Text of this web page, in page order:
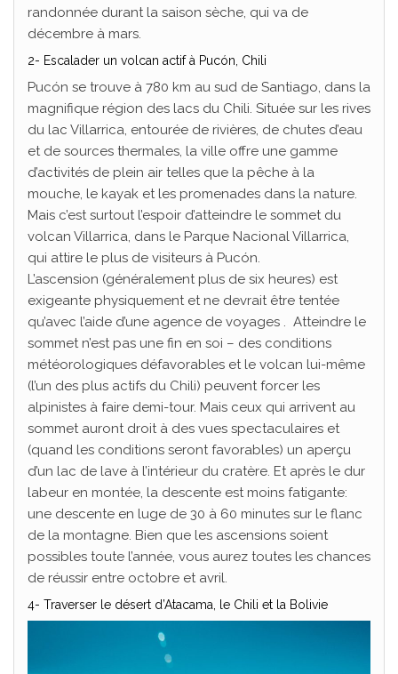
randonnée durant la saison sèche, qui va de
décembre à mars.
2- Escalader un volcan actif à Pucón, Chili
Pucón se trouve à 780 km au sud de Santiago, dans la
magnifique région des lacs du Chili. Située sur les rives
du lac Villarrica, entourée de rivières, de chutes d’eau
et de sources thermales, la ville offre une gamme
d’activités de plein air telles que la pêche à la
mouche, le kayak et les promenades dans la nature.
Mais c’est surtout l’espoir d’atteindre le sommet du
volcan Villarrica, dans le Parque Nacional Villarrica,
qui attire le plus de visiteurs à Pucón.
L’ascension (généralement plus de six heures) est
exigeante physiquement et ne devrait être tentée
qu’avec l’aide d’une agence de voyages . Atteindre le
sommet n’est pas une fin en soi – des conditions
météorologiques défavorables et le volcan lui-même
(l’un des plus actifs du Chili) peuvent forcer les
alpinistes à faire demi-tour. Mais ceux qui arrivent au
sommet auront droit à des vues spectaculaires et
(quand les conditions seront favorables) un aperçu
d’un lac de lave à l’intérieur du cratère. Et après le dur
labeur en montée, la descente est moins fatigante:
une descente en luge de 30 à 60 minutes sur le flanc
de la montagne. Bien que les ascensions soient
possibles toute l’année, vous aurez toutes les chances
de réussir entre octobre et avril.
4- Traverser le désert d’Atacama, le Chili et la Bolivie